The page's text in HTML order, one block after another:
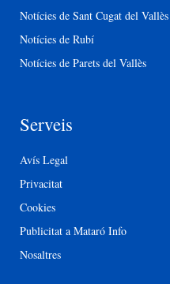
Notícies de Sant Cugat del Vallès
Notícies de Rubí
Notícies de Parets del Vallès
Serveis
Avís Legal
Privacitat
Cookies
Publicitat a Mataró Info
Nosaltres